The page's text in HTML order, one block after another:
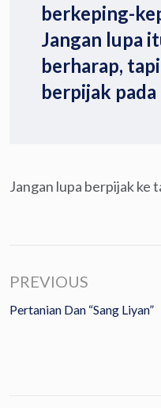
berkeping-
Jangan lupa
berharap,
berpijak
Jangan lupa berpijak ke
PREVIOUS
Pertanian Dan “Sang Liyan”